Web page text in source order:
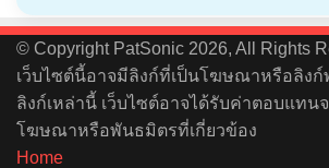
© Copyright PatSonic 2026, All Rights
เว็บไซต์นี้อาจมีลิงก์ที่เป็นโฆษณาหรือลิง
ลิงก์เหล่านี้ เว็บไซต์อาจได้รับค่าตอบแทน
โฆษณาหรือพันธมิตรที่เกี่ยวข้อง
Home